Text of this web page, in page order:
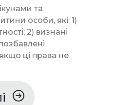
та
особи, які: 1)
2) визнані
ці права не